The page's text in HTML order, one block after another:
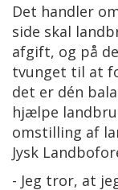
Det handler
side skal
afgift, og på
tvunget til at
det er dén
hjælpe
omstilling af
Jysk
- Jeg tror, at